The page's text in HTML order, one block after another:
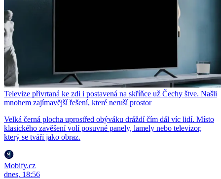
Televize přivrtaná ke zdi i postavená na skříňce už Čechy štve. Našli
mnohem zajímavější řešení, které neruší prostor
Velká černá plocha uprostřed obýváku dráždí čím dál víc lidí. Místo
klasického zavěšení volí posuvné panely, lamely nebo televizor,
který se tváří jako obraz.
Mobify.cz
dnes, 18:56